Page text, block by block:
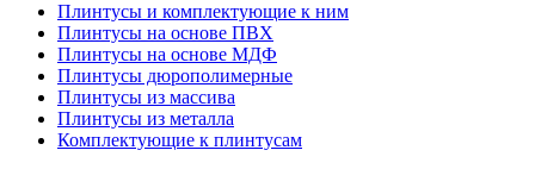
Плинтусы и комплектующие к ним
Плинтусы на основе ПВХ
Плинтусы на основе МДФ
Плинтусы дюрополимерные
Плинтусы из массива
Плинтусы из металла
Комплектующие к плинтусам